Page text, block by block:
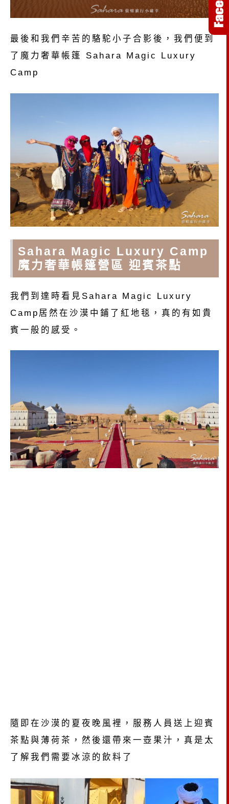
最後和我們辛苦的駱駝小子合影後，我們便到
了魔力奢華帳篷 Sahara Magic Luxury
Camp
Sahara Magic Luxury Camp
魔力奢華帳篷營區 迎賓茶點
我們到達時看見Sahara Magic Luxury
Camp居然在沙漠中鋪了紅地毯，真的有如貴
賓一般的感受。
隨即在沙漠的夏夜晚風裡，服務人員送上迎賓
茶點與薄荷茶，然後還帶來一壺果汁，真是太
了解我們需要冰涼的飲料了